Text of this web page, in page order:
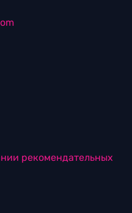
рекомендательных